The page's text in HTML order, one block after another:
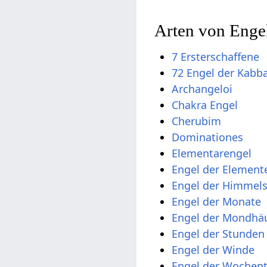
Arten von
7 Ersterschaffene
72 Engel der
Archangeloi
Chakra Engel
Cherubim
Dominationes
Elementarengel
Engel der
Engel der
Engel der Monate
Engel der
Engel der Stunden
Engel der Winde